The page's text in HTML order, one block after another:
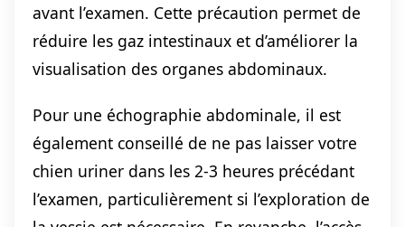
avant l’examen. Cette précaution permet de
réduire les gaz intestinaux et d’améliorer la
visualisation des organes abdominaux.
Pour une échographie abdominale, il est
également conseillé de ne pas laisser votre
chien uriner dans les 2-3 heures précédant
l’examen, particulièrement si l’exploration de